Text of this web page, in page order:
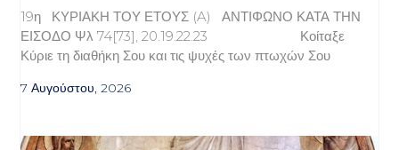
19η ΚΥΡΙΑΚΗ ΤΟΥ ΕΤΟΥΣ (A) ΑΝΤΙΦΩΝΟ ΚΑΤΑ ΤΗΝ
ΕΙΣΟΔΟ Ψλ 74[73], 20.19.22.23 Κοίταξε
Κύριε τη διαθήκη Σου και τις ψυχές των πτωχών Σου
7 Αυγούστου, 2026